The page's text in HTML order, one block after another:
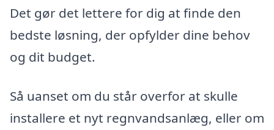
Det gør det lettere for dig at finde den
bedste løsning, der opfylder dine behov
og dit budget.
Så uanset om du står overfor at skulle
installere et nyt regnvandsanlæg, eller om